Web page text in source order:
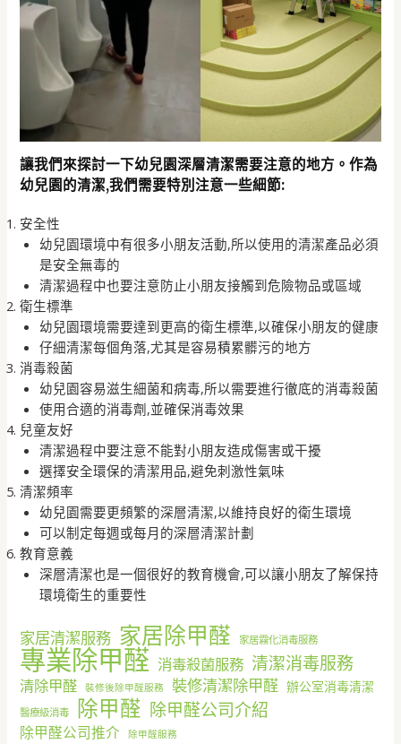
讓我們來探討一下幼兒園深層清潔需要注意的地方。作為
幼兒園的清潔,我們需要特別注意一些細節:
安全性
幼兒園環境中有很多小朋友活動,所以使用的清潔產品必須
是安全無毒的
清潔過程中也要注意防止小朋友接觸到危險物品或區域
衛生標準
幼兒園環境需要達到更高的衛生標準,以確保小朋友的健康
仔細清潔每個角落,尤其是容易積累髒污的地方
消毒殺菌
幼兒園容易滋生細菌和病毒,所以需要進行徹底的消毒殺菌
使用合適的消毒劑,並確保消毒效果
兒童友好
清潔過程中要注意不能對小朋友造成傷害或干擾
選擇安全環保的清潔用品,避免刺激性氣味
清潔頻率
幼兒園需要更頻繁的深層清潔,以維持良好的衛生環境
可以制定每週或每月的深層清潔計劃
教育意義
深層清潔也是一個很好的教育機會,可以讓小朋友了解保持
環境衛生的重要性
家居清潔服務 家居除甲醛 家居霧化消毒服務
專業除甲醛 消毒殺菌服務 清潔消毒服務
清除甲醛 裝修後除甲醛服務 裝修清潔除甲醛 辦公室消毒清潔
醫療級消毒 除甲醛 除甲醛公司介紹
除甲醛公司推介 除甲醛服務